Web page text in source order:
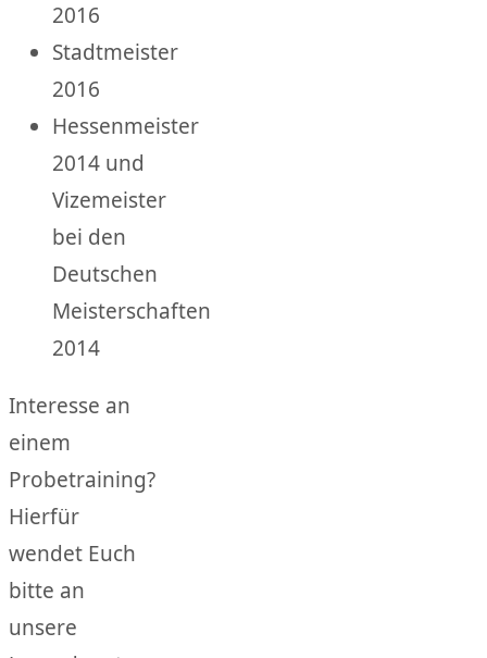
2016
Stadtmeister
2016
Hessenmeister
2014 und
Vizemeister
bei den
Deutschen
Meisterschaften
2014
Interesse an
einem
Probetraining?
Hierfür
wendet Euch
bitte an
unsere